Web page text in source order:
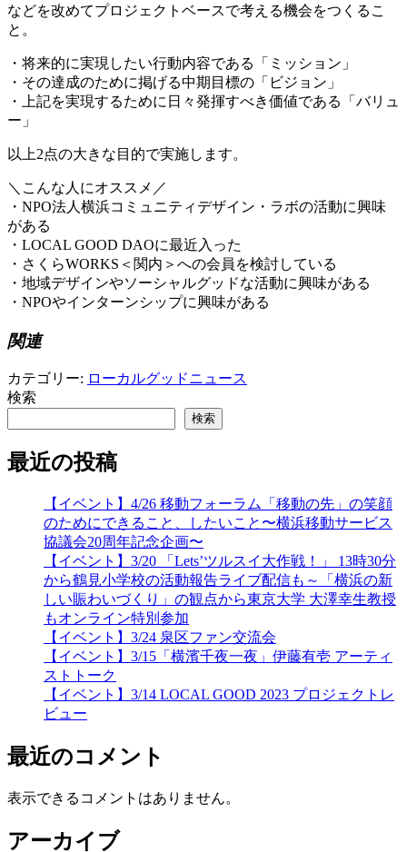
などを改めてプロジェクトベースで考える機会をつくるこ
と。
・将来的に実現したい行動内容である「ミッション」
・その達成のために掲げる中期目標の「ビジョン」
・上記を実現するために日々発揮すべき価値である「バリュ
ー」
以上2点の大きな目的で実施します。
＼こんな人にオススメ／
・NPO法人横浜コミュニティデザイン・ラボの活動に興味
がある
・LOCAL GOOD DAOに最近入った
・さくらWORKS＜関内＞への会員を検討している
・地域デザインやソーシャルグッドな活動に興味がある
・NPOやインターンシップに興味がある
関連
カテゴリー: ローカルグッドニュース
検索
検索
最近の投稿
【イベント】4/26 移動フォーラム「移動の先」の笑顔
のためにできること、したいこと〜横浜移動サービス
協議会20周年記念企画〜
【イベント】3/20 「Lets’ツルスイ大作戦！」 13時30分
から鶴見小学校の活動報告ライブ配信も～「横浜の新
しい賑わいづくり」の観点から東京大学 大澤幸生教授
もオンライン特別参加
【イベント】3/24 泉区ファン交流会
【イベント】3/15「横濱千夜一夜」伊藤有壱 アーティ
ストトーク
【イベント】3/14 LOCAL GOOD 2023 プロジェクトレ
ビュー
最近のコメント
表示できるコメントはありません。
アーカイブ